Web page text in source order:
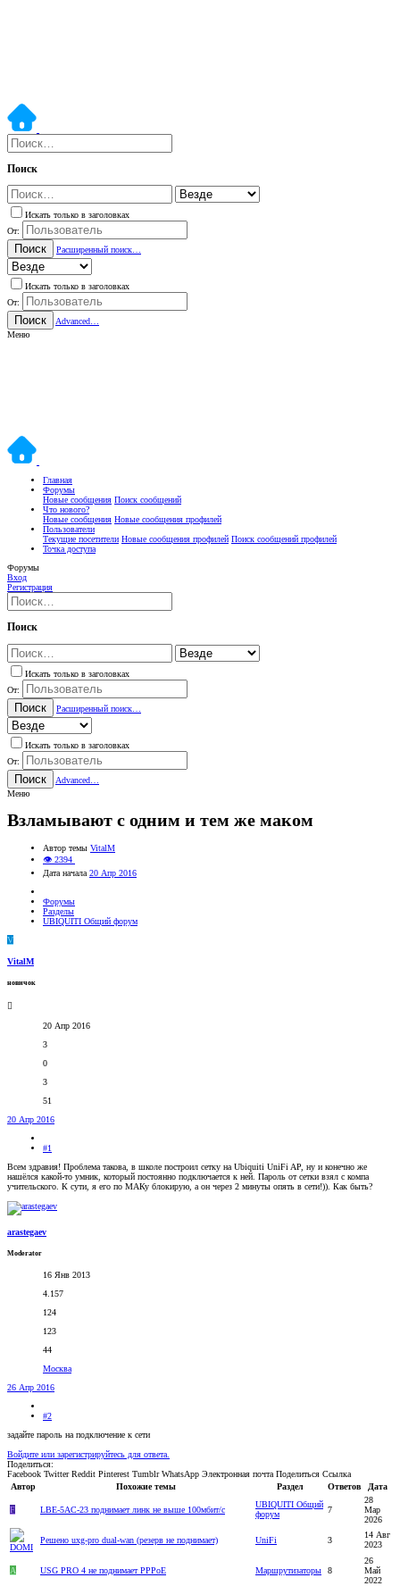
Поиск
Искать только в заголовках
От:
Поиск Расширенный поиск…
Искать только в заголовках
От:
Поиск
Advanced…
Меню
Главная
Форумы
Новые сообщения Поиск сообщений
Что нового?
Новые сообщения Новые сообщения профилей
Пользователи
Текущие посетители Новые сообщения профилей Поиск сообщений профилей
Точка доступа
Форумы
Вход
Регистрация
Поиск
Искать только в заголовках
От:
Поиск Расширенный поиск…
Искать только в заголовках
От:
Поиск
Advanced…
Меню
Взламывают с одним и тем же маком
Автор темы VitalM
👁 2394
Дата начала 20 Апр 2016
Форумы
Разделы
UBIQUITI Общий форум
V
VitalM
новичок
20 Апр 2016
3
0
3
51
20 Апр 2016
#1
Всем здравия! Проблема такова, в школе построил сетку на Ubiquiti UniFi AP, ну и конечно же
нашёлся какой-то умник, который постоянно подключается к ней. Пароль от сетки взял с компа
учительского. К сути, я его по МАКу блокирую, а он через 2 минуты опять в сети!)). Как быть?
arastegaev
Moderator
16 Янв 2013
4.157
124
123
44
Москва
26 Апр 2016
#2
задайте пароль на подключение к сети
Войдите или зарегистрируйтесь для ответа.
Поделиться:
Facebook Twitter Reddit Pinterest Tumblr WhatsApp Электронная почта Поделиться Ссылка
Автор
Похожие темы Раздел Ответов Дата
F LBE-5AC-23 поднимает линк не выше 100мбит/с
UBIQUITI Общий
форум
7
28
Мар
2026
Решено uxg-pro dual-wan (резерв не поднимает) UniFi 3
14 Авг
2023
A USG PRO 4 не поднимает PPPoE Маршрутизаторы 8
26
Май
2022